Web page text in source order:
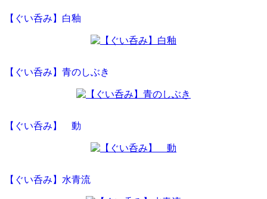
【ぐい呑み】白釉
【ぐい呑み】青のしぶき
【ぐい呑み】 動
【ぐい呑み】水青流